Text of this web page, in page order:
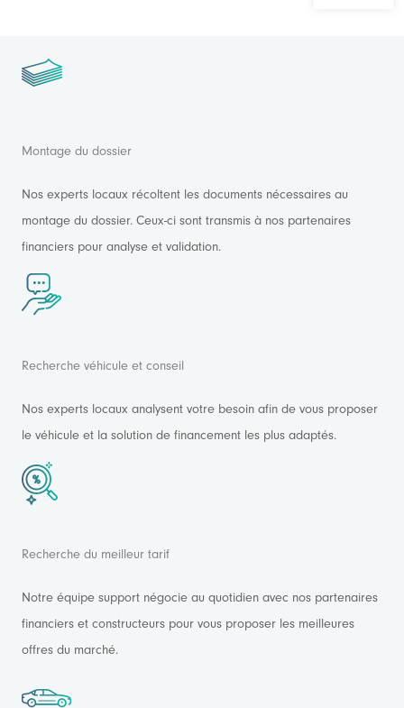
Montage du dossier
Nos experts locaux récoltent les documents nécessaires au
montage du dossier. Ceux-ci sont transmis à nos partenaires
financiers pour analyse et validation.
Recherche véhicule et conseil
Nos experts locaux analysent votre besoin afin de vous proposer
le véhicule et la solution de financement les plus adaptés.
Recherche du meilleur tarif
Notre équipe support négocie au quotidien avec nos partenaires
financiers et constructeurs pour vous proposer les meilleures
offres du marché.